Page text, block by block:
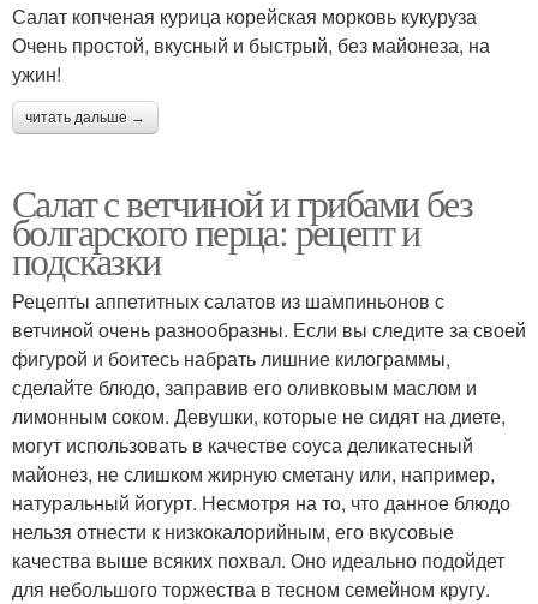
Салат копченая курица корейская морковь кукуруза
Очень простой, вкусный и быстрый, без майонеза, на
ужин!
читать дальше →
Салат с ветчиной и грибами без
болгарского перца: рецепт и
подсказки
Рецепты аппетитных салатов из шампиньонов с
ветчиной очень разнообразны. Если вы следите за своей
фигурой и боитесь набрать лишние килограммы,
сделайте блюдо, заправив его оливковым маслом и
лимонным соком. Девушки, которые не сидят на диете,
могут использовать в качестве соуса деликатесный
майонез, не слишком жирную сметану или, например,
натуральный йогурт. Несмотря на то, что данное блюдо
нельзя отнести к низкокалорийным, его вкусовые
качества выше всяких похвал. Оно идеально подойдет
для небольшого торжества в тесном семейном кругу.